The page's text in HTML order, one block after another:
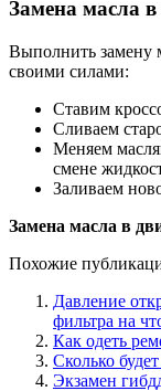
Замена масла в
Выполнить замену
своими силами:
Ставим
Сливаем
Меняем
смене
Заливаем
Замена масла в
Похожие
Давление
фильтра на
Как одеть
Сколько
Экзамен